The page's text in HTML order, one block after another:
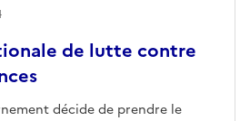
de lutte contre
décide de prendre le